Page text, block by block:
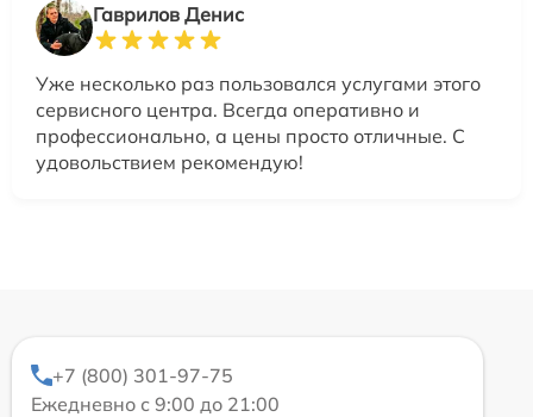
Гаврилов Денис
Уже несколько раз пользовался услугами этого
сервисного центра. Всегда оперативно и
профессионально, а цены просто отличные. С
удовольствием рекомендую!
+7 (800) 301-97-75
Ежедневно с 9:00 до 21:00